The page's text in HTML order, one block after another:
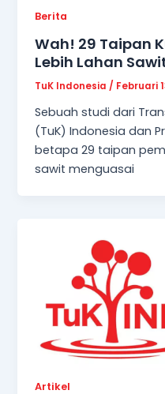
Berita
Wah! 29 Taipan
Lebih Lahan
TuK Indonesia / Februari
Sebuah studi dari
(TuK) Indonesia dan
betapa 29 taipan
sawit menguasai
Artikel